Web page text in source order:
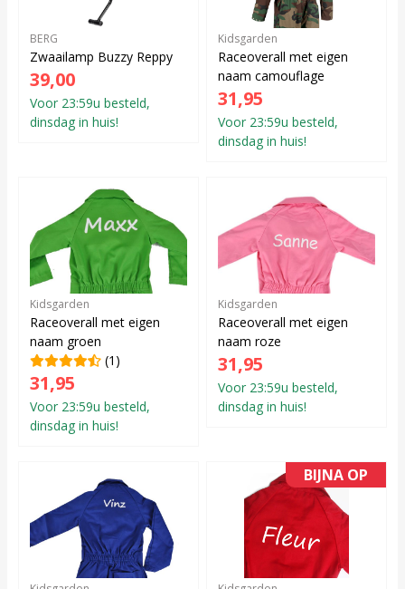
BERG
Zwaailamp Buzzy Reppy
39,00
Voor 23:59u besteld,
dinsdag in huis!
Kidsgarden
Raceoverall met eigen
naam camouflage
31,95
Voor 23:59u besteld,
dinsdag in huis!
Kidsgarden
Raceoverall met eigen
naam groen
(1)
31,95
Voor 23:59u besteld,
dinsdag in huis!
Kidsgarden
Raceoverall met eigen
naam roze
31,95
Voor 23:59u besteld,
dinsdag in huis!
BIJNA OP